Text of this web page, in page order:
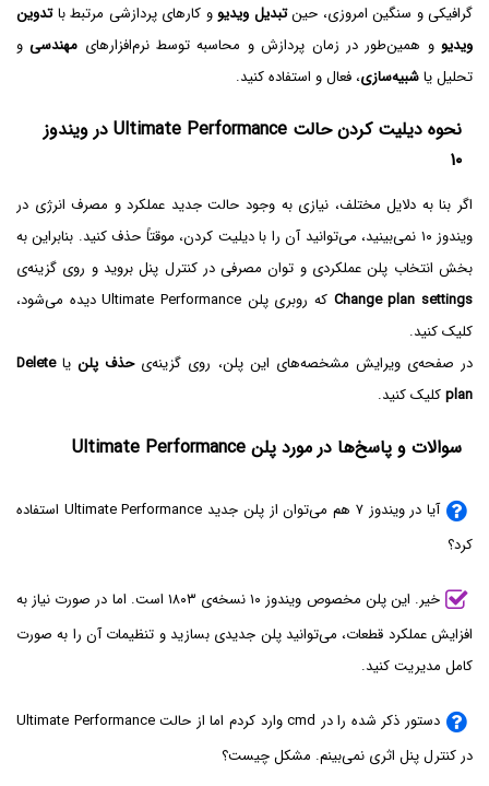
گرافیکی و سنگین امروزی، حینتبدیل ویدیو و کارهای پردازشی مرتبط باتدوین
ویدیو و همین‌طور در زمان پردازش و محاسبه توسط نرم‌افزارهای مهندسیو
تحلیل یاشبیه‌سازی، فعال و استفاده کنید.
نحوه دیلیت کردن حالت Ultimate Performance در ویندوز
۱۰
اگر بنا به دلایل مختلف، نیازی به وجود حالت جدید عملکرد و مصرف انرژی در
ویندوز ۱۰ نمی‌بینید، می‌توانید آن را با دیلیت کردن، موقتاً حذف کنید. بنابراین به
بخش انتخاب پلن عملکردی و توان مصرفی در کنترل پنل بروید و روی گزینه‌ی
Change plan settings
که روبری پلن Ultimate Performance دیده می‌شود،
کلیک کنید.
در صفحه‌ی ویرایش مشخصه‌های این پلن، روی گزینه‌یحذف پلنیاDelete
planکلیک کنید.
سوالات و پاسخ‌ها در مورد پلن Ultimate Performance
آیا در ویندوز ۷ هم می‌توان از پلن جدید Ultimate Performance استفاده
کرد؟
خیر. این پلن مخصوص ویندوز ۱۰ نسخه‌ی ۱۸۰۳ است. اما در صورت نیاز به
افزایش عملکرد قطعات، می‌توانید پلن جدیدی بسازید و تنظیمات آن را به صورت
کامل مدیریت کنید.
دستور ذکر شده را در cmd وارد کردم اما از حالت Ultimate Performance
در کنترل پنل اثری نمی‌بینم. مشکل چیست؟